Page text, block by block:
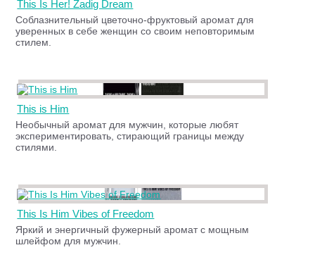
This Is Her! Zadig Dream
Соблазнительный цветочно-фруктовый аромат для
уверенных в себе женщин со своим неповторимым
стилем.
This is Him
Необычный аромат для мужчин, которые любят
экспериментировать, стирающий границы между
стилями.
This Is Him Vibes of Freedom
Яркий и энергичный фужерный аромат с мощным
шлейфом для мужчин.